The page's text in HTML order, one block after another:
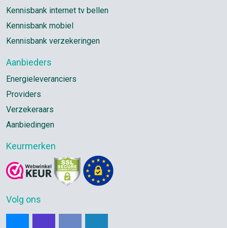
Kennisbank internet tv bellen
Kennisbank mobiel
Kennisbank verzekeringen
Aanbieders
Energieleveranciers
Providers
Verzekeraars
Aanbiedingen
Keurmerken
Volg ons